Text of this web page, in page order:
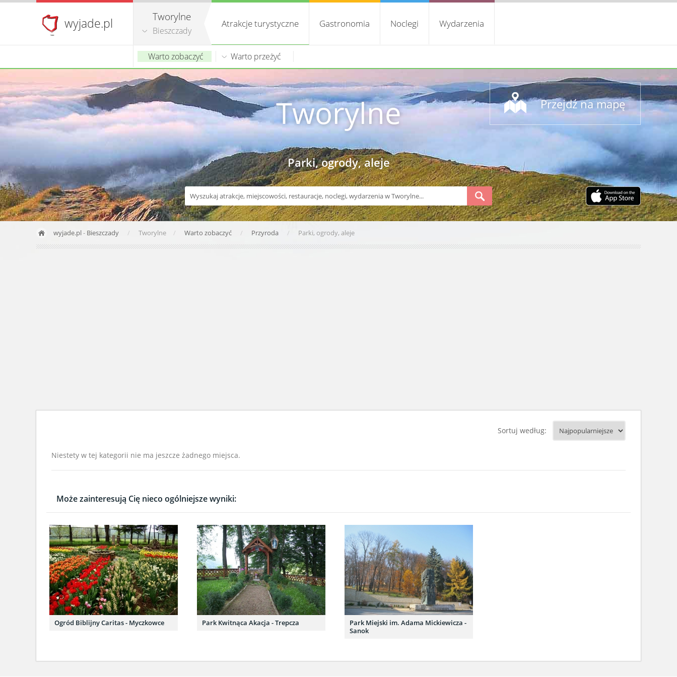
wyjade.pl Tworylne
Bieszczady
Atrakcje turystyczne
Warto zobaczyć Warto przeżyć
Gastronomia Noclegi Wydarzenia
Tworylne
Parki, ogrody, aleje
Przejdź na mapę
wyjade.pl- Bieszczady Tworylne Warto zobaczyć Przyroda Parki, ogrody, aleje
Sortuj według:
Niestety w tej kategorii nie ma jeszcze żadnego miejsca.
Może zainteresują Cię nieco ogólniejsze wyniki:
Ogród Biblijny Caritas - Myczkowce Park Kwitnąca Akacja - Trepcza
Park Miejski im. Adama Mickiewicza -
Sanok